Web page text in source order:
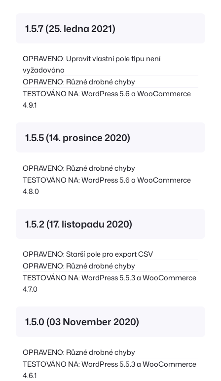
1.5.7 (25. ledna 2021)
OPRAVENO: Upravit vlastní pole tipu není
vyžadováno
OPRAVENO: Různé drobné chyby
TESTOVÁNO NA: WordPress 5.6 a WooCommerce
4.9.1
1.5.5 (14. prosince 2020)
OPRAVENO: Různé drobné chyby
TESTOVÁNO NA: WordPress 5.6 a WooCommerce
4.8.0
1.5.2 (17. listopadu 2020)
OPRAVENO: Starší pole pro export CSV
OPRAVENO: Různé drobné chyby
TESTOVÁNO NA: WordPress 5.5.3 a WooCommerce
4.7.0
1.5.0 (03 November 2020)
OPRAVENO: Různé drobné chyby
TESTOVÁNO NA: WordPress 5.5.3 a WooCommerce
4.6.1